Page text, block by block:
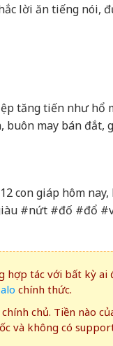
lời ăn tiếng nói,
tăng tiến như hổ
may bán đắt,
con giáp hôm
#nứt #đố #đổ
hợp tác với bất kỳ ai
chính thức.
chủ. Tiền nào
và không có